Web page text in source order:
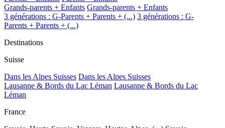
Grands-parents + Enfants Grands-parents + Enfants
3 générations : G-Parents + Parents + (...) 3 générations : G-
Parents + Parents + (...)
Destinations
Suisse
Dans les Alpes Suisses Dans les Alpes Suisses
Lausanne & Bords du Lac Léman Lausanne & Bords du Lac
Léman
France